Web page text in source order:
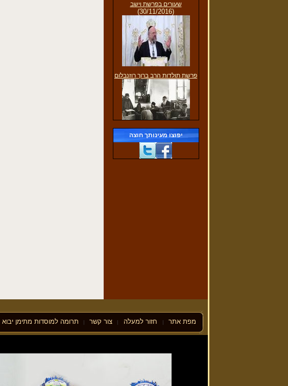
שעורים בפרשת וישב
(30/11/2016)
פרשת תולדות הרב ברוך רוזנבלום
פרשת וישלח
יפוצו מעינותך חוצה
מפת אתר | חזור למעלה | צור קשר | תרומה למוסדות מתימן יבוא